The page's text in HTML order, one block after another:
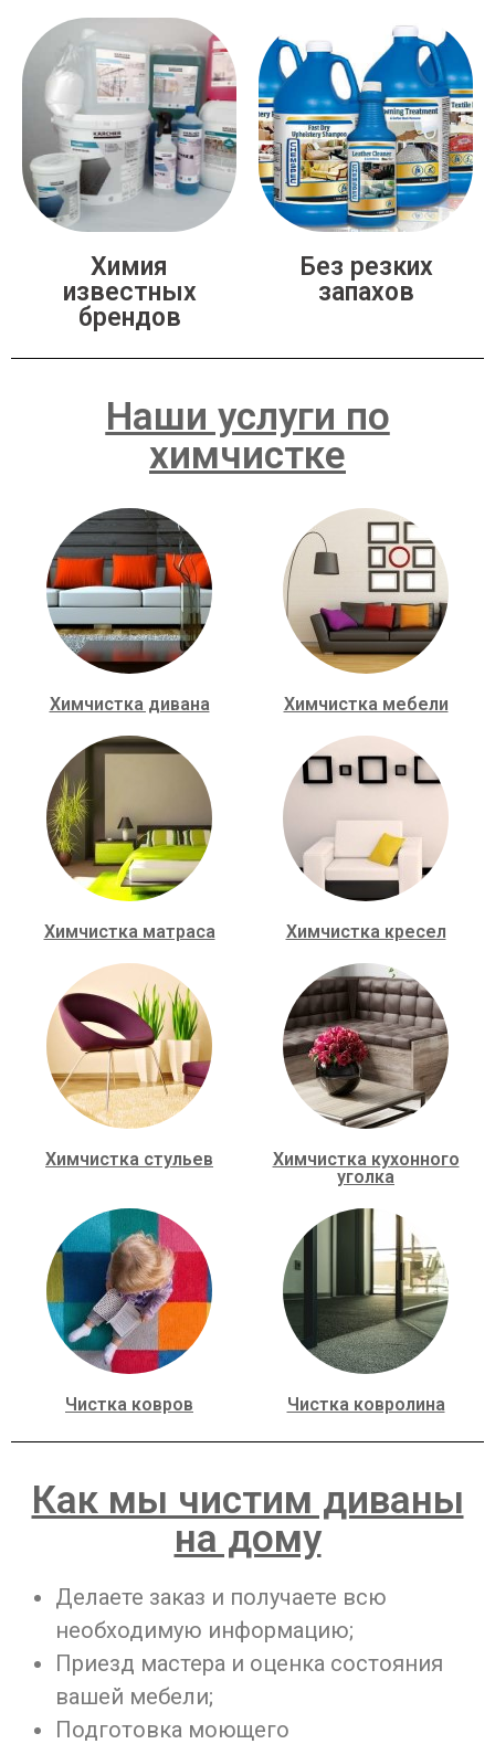
Химия
известных
брендов
Без резких
запахов
Наши услуги по
химчистке
Химчистка дивана Химчистка мебели
Химчистка матраса Химчистка кресел
Химчистка стульев
Химчистка кухонного
уголка
Чистка ковров Чистка ковролина
Как мы чистим диваны
на дому
Делаете заказ и получаете всю
необходимую информацию;
Приезд мастера и оценка состояния
вашей мебели;
Подготовка моющего